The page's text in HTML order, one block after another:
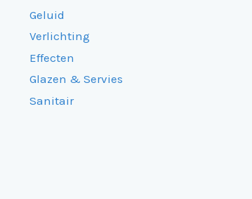
Geluid
Verlichting
Effecten
Glazen & Servies
Sanitair